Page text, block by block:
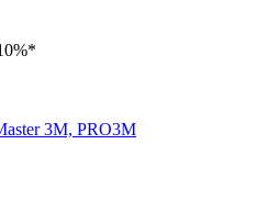
3M, PRO3M